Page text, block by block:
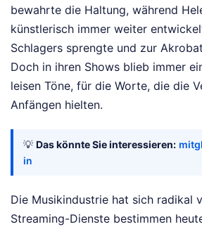
bewahrte die Haltung, während
künstlerisch immer weiter
Schlagers sprengte und zur
Doch in ihren Shows blieb immer
leisen Töne, für die Worte, die die
Anfängen hielten.
💡 Das könnte Sie interessieren:
in
Die Musikindustrie hat sich radikal
Streaming-Dienste bestimmen